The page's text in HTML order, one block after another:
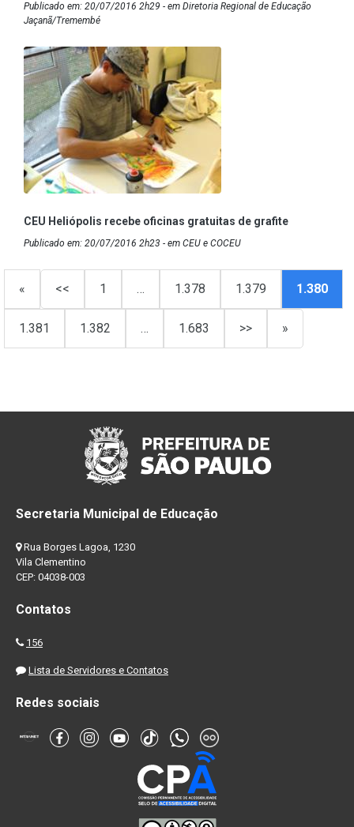
Publicado em: 20/07/2016 2h29 - em Diretoria Regional de Educação
Jaçanã/Tremembé
CEU Heliópolis recebe oficinas gratuitas de grafite
Publicado em: 20/07/2016 2h23 - em CEU e COCEU
« << 1 … 1.378 1.379 1.380
1.381 1.382 … 1.683 >> »
Secretaria Municipal de Educação
Rua Borges Lagoa, 1230
Vila Clementino
CEP: 04038-003
Contatos
156
Lista de Servidores e Contatos
Redes sociais